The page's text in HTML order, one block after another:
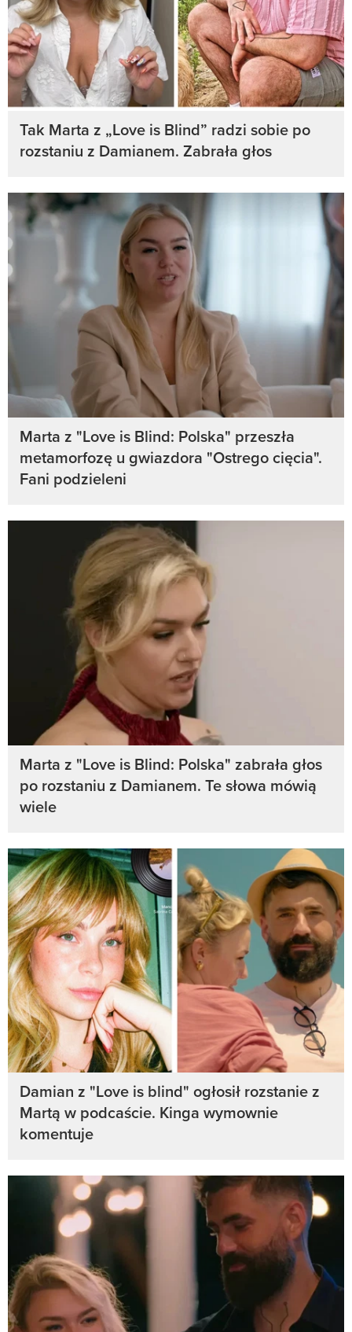
Tak Marta z „Love is Blind” radzi sobie po
rozstaniu z Damianem. Zabrała głos
Marta z "Love is Blind: Polska" przeszła
metamorfozę u gwiazdora "Ostrego cięcia".
Fani podzieleni
Marta z "Love is Blind: Polska" zabrała głos
po rozstaniu z Damianem. Te słowa mówią
wiele
Damian z "Love is blind" ogłosił rozstanie z
Martą w podcaście. Kinga wymownie
komentuje